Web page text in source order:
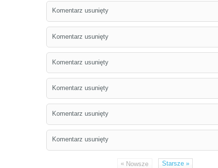
Komentarz usunięty
Komentarz usunięty
Komentarz usunięty
Komentarz usunięty
Komentarz usunięty
Komentarz usunięty
« Nowsze Starsze»